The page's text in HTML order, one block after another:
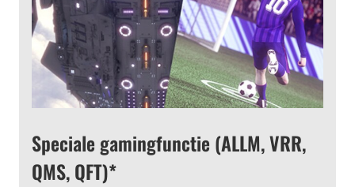
Speciale gamingfunctie (ALLM, VRR,
QMS, QFT)*